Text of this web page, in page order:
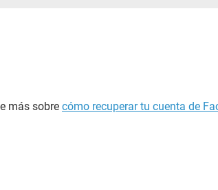
más sobre cómo recuperar tu cuenta de